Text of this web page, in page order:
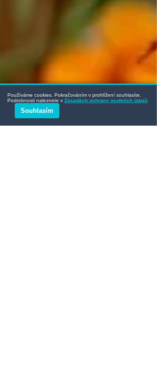
Používáme cookies. Pokračováním v prohlížení souhlasíte.
Podrobnosti naleznete v Zásadách ochrany osobních údajů
Souhlasím